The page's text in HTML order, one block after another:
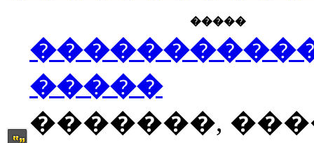
�����
�����
�������,